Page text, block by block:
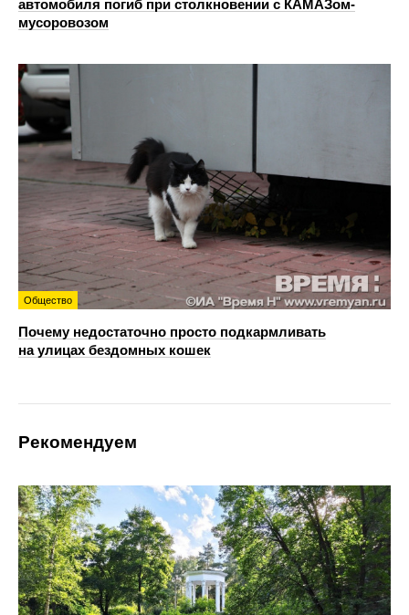
автомобиля погиб при столкновении с КАМАЗом-
мусоровозом
Общество
Почему недостаточно просто подкармливать
на улицах бездомных кошек
Рекомендуем